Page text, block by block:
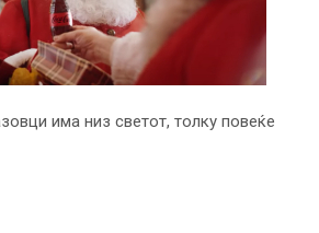
има низ светот, толку повеќе